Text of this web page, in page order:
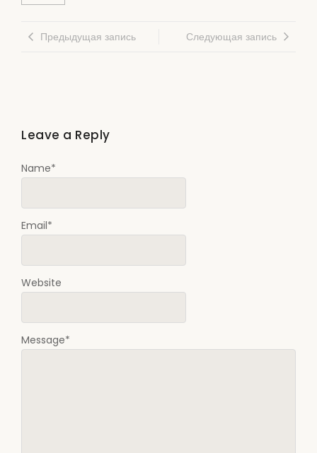
Предыдущая запись Следующая запись
Leave a Reply
Message*
Name*
Email*
Website